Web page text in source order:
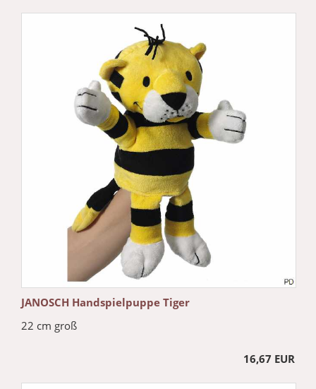
JANOSCH Handspielpuppe Tiger
22 cm groß
16,67 EUR